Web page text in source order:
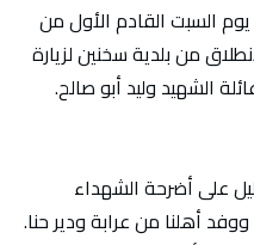
السبت القادم الأول من
من بلدية سخنين لزيارة
الشهيد وليد أبو صالح.
على أضرحة الشهداء
أهلنا من عرابة ودير حنا.